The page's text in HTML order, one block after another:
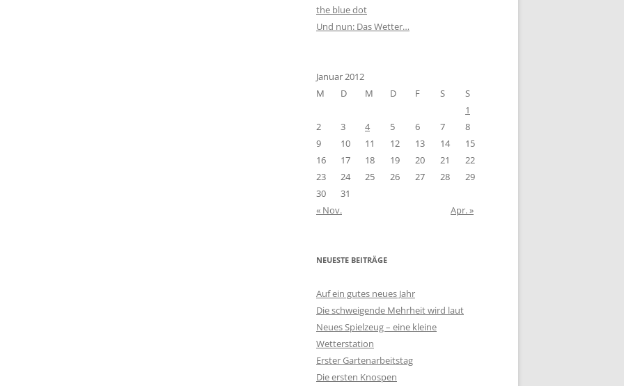
the blue dot
Und nun: Das Wetter…
Januar 2012
M
D M D F S
S
1
2
3 4 5 6 7
8
9
10 11 12 13 14
15
16
17 18 19 20 21
22
23
24 25 26 27 28
29
30
31
« Nov.
Apr. »
NEUESTE BEITRÄGE
Auf ein gutes neues Jahr
Die schweigende Mehrheit wird laut
Neues Spielzeug – eine kleine
Wetterstation
Erster Gartenarbeitstag
Die ersten Knospen